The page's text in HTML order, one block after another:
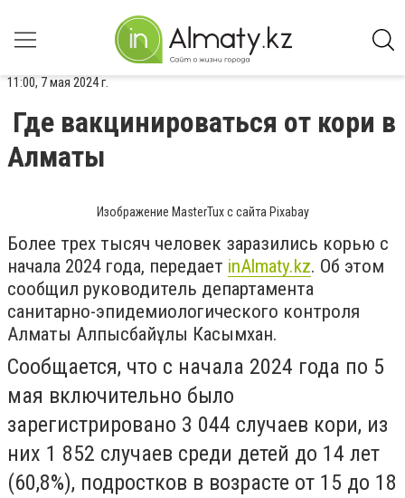
11:00, 7 мая 2024 г.
Где вакцинироваться от кори в
Алматы
Изображение MasterTux с сайта Pixabay
Более трех тысяч человек заразились корью с
начала 2024 года, передает inAlmaty.kz. Об этом
сообщил руководитель департамента
санитарно-эпидемиологического контроля
Алматы Алпысбайұлы Касымхан.
Сообщается, что с начала 2024 года по 5
мая включительно было
зарегистрировано 3 044 случаев кори, из
них 1 852 случаев среди детей до 14 лет
(60,8%), подростков в возрасте от 15 до 18